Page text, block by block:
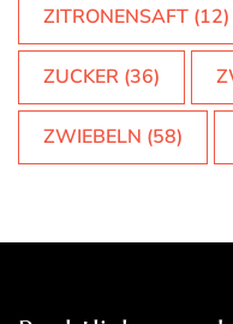
ZITRONENSAFT (12)
ZUCKER (36)
ZWIEBELN (58)